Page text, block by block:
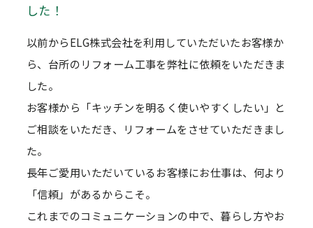
した！
以前からELG株式会社を利用していただいたお客様か
ら、台所のリフォーム工事を弊社に依頼をいただきま
した。
お客様から「キッチンを明るく使いやすくしたい」と
ご相談をいただき、リフォームをさせていただきまし
た。
長年ご愛用いただいているお客様にお仕事は、何より
「信頼」があるからこそ。
これまでのコミュニケーションの中で、暮らし方やお